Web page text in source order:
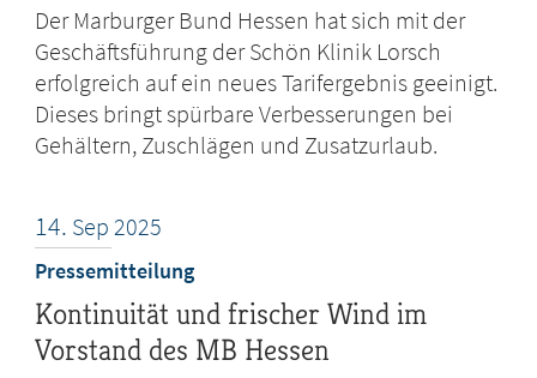
Der Marburger Bund Hessen hat sich mit der
Geschäftsführung der Schön Klinik Lorsch
erfolgreich auf ein neues Tarifergebnis geeinigt.
Dieses bringt spürbare Verbesserungen bei
Gehältern, Zuschlägen und Zusatzurlaub.
14. Sep 2025
Pressemitteilung
Kontinuität und frischer Wind im
Vorstand des MB Hessen